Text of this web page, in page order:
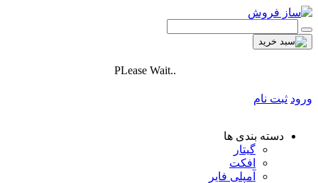
PLease Wait..
ورود ثبت نام
دسته بندی ها
گیتار
افکت
آمپلی فایر